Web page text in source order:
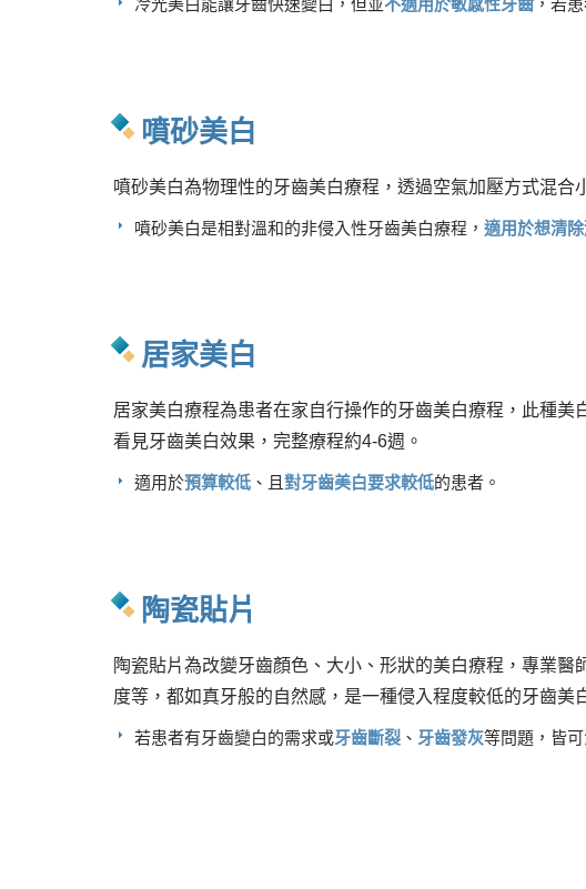
冷光美白能讓牙齒快速變白，但並不適用於敏感性牙齒 ，若
噴砂美白
噴砂美白為物理性的牙齒美白療程，透過空氣加壓方式混
噴砂美白是相對溫和的非侵入性牙齒美白療程， 適用於想清
居家美白
居家美白療程為患者在家自行操作的牙齒美白療程，此種
看見牙齒美白效果，完整療程約4-6週。
適用於預算較低 、且 對牙齒美白要求較低的患者。
陶瓷貼片
陶瓷貼片為改變牙齒顏色、大小、形狀的美白療程，專業
度等，都如真牙般的自然感，是一種侵入程度較低的牙齒美
若患者有牙齒變白的需求或牙齒斷裂 、 牙齒發灰等問題，皆